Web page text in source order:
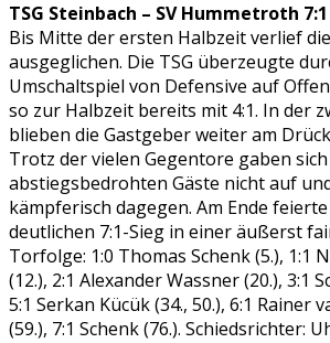
TSG Steinbach – SV Hummetroth
Bis Mitte der ersten Halbzeit verlief
ausgeglichen. Die TSG überzeugte
Umschaltspiel von Defensive auf
so zur Halbzeit bereits mit 4:1. In der
blieben die Gastgeber weiter am
Trotz der vielen Gegentore gaben
abstiegsbedrohten Gäste nicht auf
kämpferisch dagegen. Am Ende
deutlichen 7:1-Sieg in einer äußerst
Torfolge: 1:0 Thomas Schenk (5.), 1:1
(12.), 2:1 Alexander Wassner (20.), 3:1
5:1 Serkan Kücük (34., 50.), 6:1 Rainer
(59.), 7:1 Schenk (76.). Schiedsrichter: